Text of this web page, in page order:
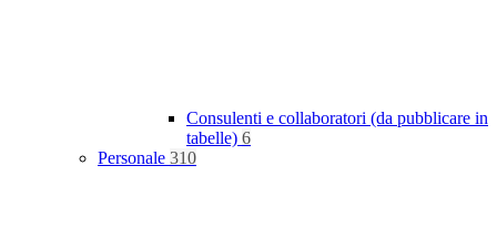
Consulenti e collaboratori (da pubblicare in
tabelle) 6
Personale 310